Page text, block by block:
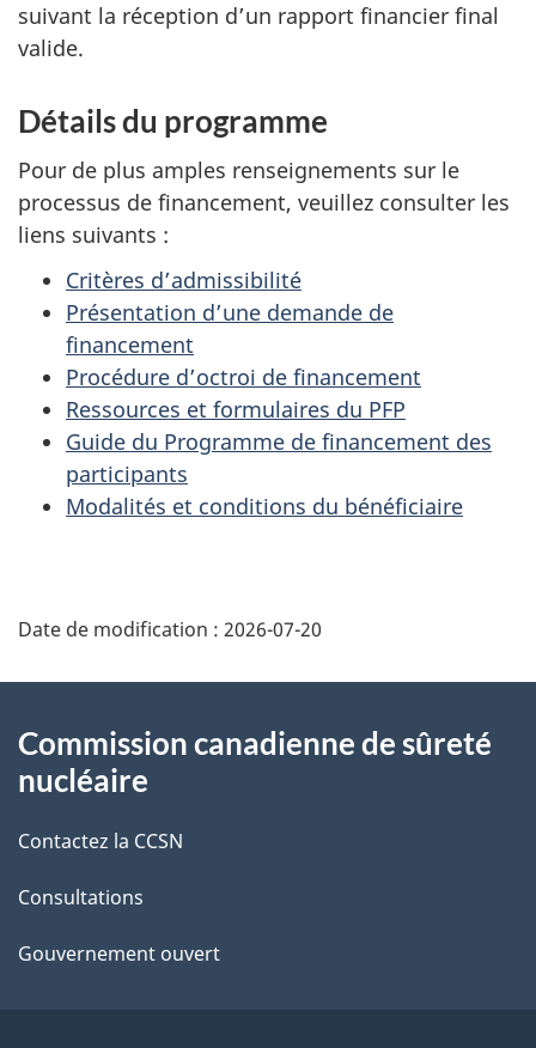
suivant la réception d’un rapport financier final
valide.
Détails du programme
Pour de plus amples renseignements sur le
processus de financement, veuillez consulter les
liens suivants :
Critères d’admissibilité
Présentation d’une demande de
financement
Procédure d’octroi de financement
Ressources et formulaires du PFP
Guide du Programme de financement des
participants
Modalités et conditions du bénéficiaire
é
a
i
l
s
d
Date de modification : 2026-07-20
propos
ce
site
Commission canadienne de sûreté
nucléaire
Contactez la CCSN
Consultations
Gouvernement ouvert